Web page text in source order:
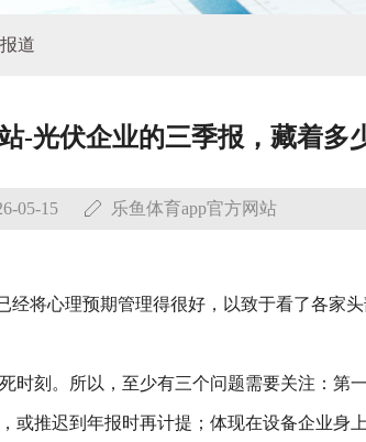
道
-光伏企业的三季报，藏着多
05-15 乐鱼体育app官方网站
经将心理预期管理得很好，以致于看了各
刻。所以，至少有三个问题需要关注：第
或推迟到年报时再计提；体现在设备企业身